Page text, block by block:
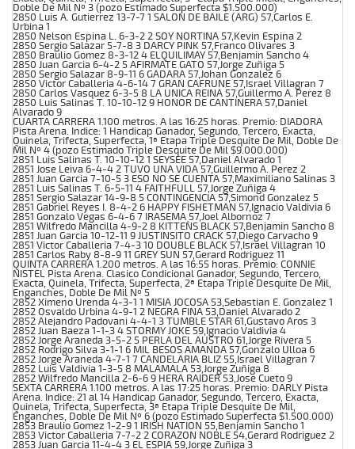
Doble De Mil Nº 3 (pozo Estimado Superfecta $1.500.000)
2850 Luis A. Gutierrez 13-7-7 1 SALON DE BAILE (ARG) 57,Carlos E.
Urbina 1
2850 Nelson Espina L. 6-3-2 2 SOY NORTINA 57,Kevin Espina 2
2850 Sergio Salazar 5-7-8 3 DARCY PINK 57,Franco Olivares 3
2850 Braulio Gomez 8-3-12 4 ELQUILIMAY 57,Benjamin Sancho 4
2850 Juan Garcia 6-4-2 5 AFIRMATE GATO 57,Jorge Zuñiga 5
2850 Sergio Salazar 8-9-11 6 GADARA 57,Johan Gonzalez 6
2850 Victor Caballeria 4-6-14 7 GRAN CAFRUNE 57,Israel Villagran 7
2850 Carlos Vasquez 6-3-5 8 LA UNICA REINA 57,Guillermo A. Perez 8
2850 Luis Salinas T. 10-10-12 9 HONOR DE CANTINERA 57,Daniel
Alvarado 9
CUARTA CARRERA 1.100 metros. A las 16:25 horas. Premio: DIADORA
Pista Arena. Indice: 1 Handicap Ganador, Segundo, Tercero, Exacta,
Quinela, Trifecta, Superfecta, 1ª Etapa Triple Desquite De Mil, Doble De
Mil Nº 4 (pozo Estimado Triple Desquite De Mil $9.000.000)
2851 Luis Salinas T. 10-10-12 1 SEYSEE 57,Daniel Alvarado 1
2851 Jose Leiva 6-4-4 2 TUVO UNA VIDA 57,Guillermo A. Perez 2
2851 Juan Garcia 7-10-5 3 ESO NO SE CUENTA 57,Maximiliano Salinas 3
2851 Luis Salinas T. 6-5-11 4 FAITHFULL 57,Jorge Zuñiga 4
2851 Sergio Salazar 14-9-8 5 CONTINGENCIA 57,Simond Gonzalez 5
2851 Gabriel Reyes I. 8-4-2 6 HAPPY FISHETMAN 57,Ignacio Valdivia 6
2851 Gonzalo Vegas 6-4-6 7 IRASEMA 57,Joel Albornoz 7
2851 Wilfredo Mancilla 4-9-2 8 KITTEN`S BLACK 57,Benjamin Sancho 8
2851 Juan Garcia 10-12-11 9 JUSTINSITO CRACK 57,Diego Carvacho 9
2851 Victor Caballeria 7-4-3 10 DOUBLE BLACK 57,Israel Villagran 10
2851 Carlos Raby 8-8-9 11 GREY SUN 57,Gerard Rodriguez 11
QUINTA CARRERA 1.200 metros. A las 16:55 horas. Premio: CONNIE
NISTEL Pista Arena. Clasico Condicional Ganador, Segundo, Tercero,
Exacta, Quinela, Trifecta, Superfecta, 2ª Etapa Triple Desquite De Mil,
Enganches, Doble De Mil Nº 5
2852 Ximeno Urenda 4-3-1 1 MISIA JOCOSA 53,Sebastian E. Gonzalez 1
2852 Osvaldo Urbina 4-9-1 2 NEGRA FINA 53,Daniel Alvarado 2
2852 Alejandro Padovani 4-4-1 3 TUMBLE STAR 61,Gustavo Aros 3
2852 Juan Baeza 1-1-3 4 STORMY JOKE 59,Ignacio Valdivia 4
2852 Jorge Araneda 3-5-2 5 PERLA DEL AUSTRO 61,Jorge Rivera 5
2852 Rodrigo Silva 3-1-1 6 MIL BESOS AMANDA 57,Gonzalo Ulloa 6
2852 Jorge Araneda 4-7-1 7 CANDELARIA BLIZ 55,Israel Villagran 7
2852 Luis Valdivia 1-3-5 8 MALAMALA 53,Jorge Zuñiga 8
2852 Wilfredo Mancilla 2-6-6 9 HERA RAIDER 53,Jose Cueto 9
SEXTA CARRERA 1.100 metros. A las 17:25 horas. Premio: DARLY Pista
Arena. Indice: 21 al 14 Handicap Ganador, Segundo, Tercero, Exacta,
Quinela, Trifecta, Superfecta, 3ª Etapa Triple Desquite De Mil,
Enganches, Doble De Mil Nº 6 (pozo Estimado Superfecta $1.500.000)
2853 Braulio Gomez 1-2-9 1 IRISH NATION 55,Benjamin Sancho 1
2853 Victor Caballeria 7-7-2 2 CORAZON NOBLE 54,Gerard Rodriguez 2
2853 Juan Garcia 11-4-4 3 EL ESPIA 59,Jorge Zuñiga 3